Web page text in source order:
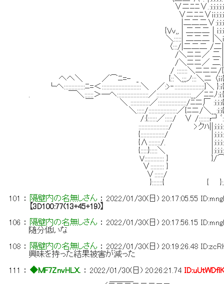
∨ニﾆﾆ∨.:i:i:i:i:i:i:i:i:-ニ
∨ニﾆﾆ∨ｉi:i:i:i:i:i:i:i:i:i:i:--
|二二二
{Vｖ,, | 二二二 |
＼:::::| 二二二 |＼ｉ
〈:::/|二二二 /二|ｉ
/＼ニニ／ 二.|ｉi:i:i:i:/⌒}/
/＼ニニ／ 二.|''
/ :::::::＼ニニニ/
へへ＼ ／⌒ﾆ=- _ {::＼;;;ノ:::＼ニ
└へ::::::::::::::ﾆ=＜::::::::::::::::::::::::::＼ ／
. ￣＼::::::＞―ヘ:::::::::::::::::::::／
￣ ＼ :::::::::::::／:::::::::::::::::::/ﾆニ厂
＼:::::/:::::::::::::::::::／{ﾆニ/＼__:i:i{__
/:{::::::／:::::/ ∨ /:::::::r┘ﾞ
::::::::::::::::::::/ >クﾊ
{::::::::::::::::/
{Λ::::::::/.
{:::::}:::::＼ |:i:i:i:i:ｉ:ｉ/
V::::::::::::: } }/⌒ヽ{
∨::::::::: }
∨::::::/
}:::::::{ { }:.
101
： 隔壁内の名無しさん ：2022/01/30(日) 20:17:05.55
【3D100:77(13+45+19)】
106 ： 隔壁内の名無しさん ：2022/01/30(日) 20:17:56.15
随分低いな
108 ： 隔壁内の名無しさん ：2022/01/30(日) 20:19:26.48
興味を持った結果被害が減った
111
：◆MF7ZnvHLX. ：2022/01/30(日) 20:26:21.74